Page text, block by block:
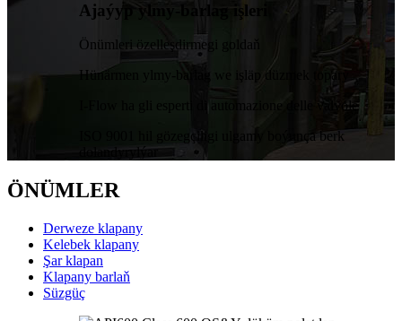
Ajaýyp ylmy-barlag işleri
Önümleri özelleşdirmegi goldaň
Hünärmen ylmy-barlag we işläp düzmek topary
I-Flow ha gli esperti di automazione delle valvole
ISO 9001 hil gözegçiligi ulgamy boýunça berk
dolandyrylýar
ÖNÜMLER
Derweze klapany
Kelebek klapany
Şar klapan
Klapany barlaň
Süzgüç